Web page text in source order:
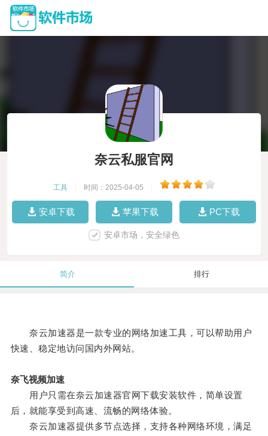
奈云私服官网
工具 时间：2025-04-05
安卓下载 苹果下载 PC下载
安卓市场，安全绿色
简介 排行
奈云加速器是一款专业的网络加速工具，可以帮助用户
快速、稳定地访问国内外网站。
奈飞视频加速
用户只需在奈云加速器官网下载安装软件，简单设置
后，就能享受到高速、流畅的网络体验。
奈云加速器提供多节点选择，支持各种网络环境，满足